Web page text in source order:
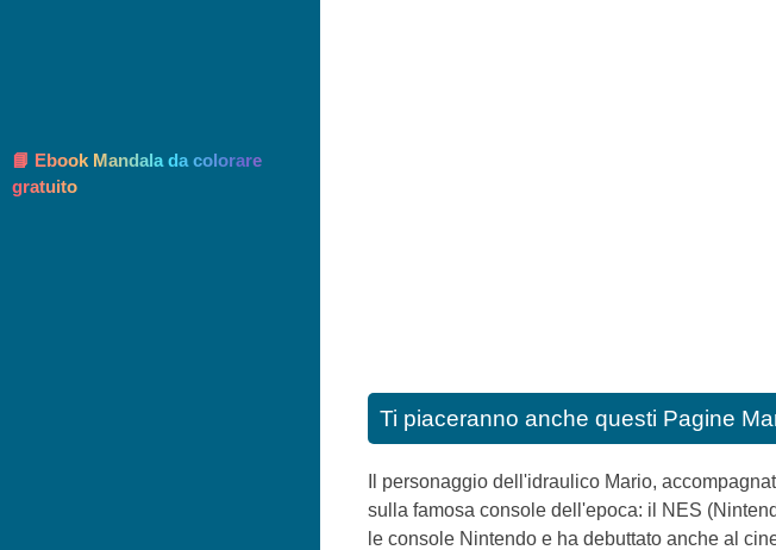
Ti piaceranno anche questi Pagine
Il personaggio dell'idraulico Mario,
sulla famosa console dell'epoca: il NES
le console Nintendo e ha debuttato anche al
📘 Ebook Mandala da colorare
gratuito